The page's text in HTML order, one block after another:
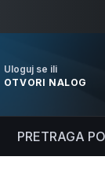
Uloguj se ili
OTVORI NALOG
PRETRAGA